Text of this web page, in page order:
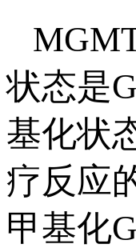
状态是
基化状
疗反应
甲基化